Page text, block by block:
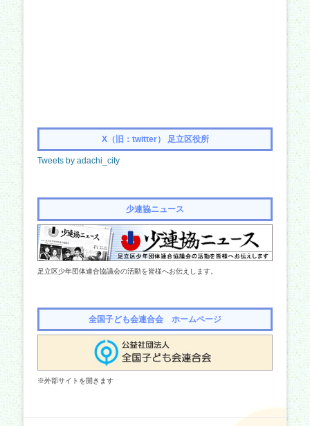
X（旧：twitter） 足立区役所
Tweets by adachi_city
少連協ニュース
足立区少年団体連合協議会の活動を皆様へお伝えします。
全国子ども会連合会 ホームページ
※外部サイトを開きます